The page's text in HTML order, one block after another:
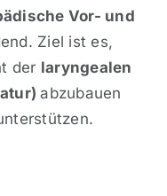
Vor- und
Ziel ist es,
der laryngealen
abzubauen